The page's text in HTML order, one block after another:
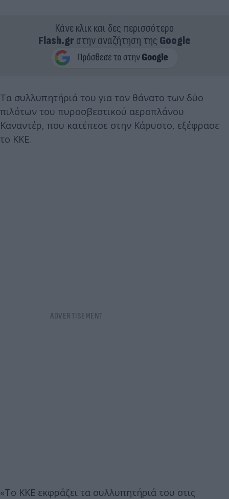
Κάνε κλικ και δες περισσότερο
Flash.grστην αναζήτηση της Google
Τα συλλυπητήριά του για τον θάνατο των δύο
πιλότων του πυροσβεστικού αεροπλάνου
Καναντέρ, που κατέπεσε στην Κάρυστο, εξέφρασε
το ΚΚΕ.
«Το ΚΚΕ εκφράζει τα συλλυπητήριά του στις